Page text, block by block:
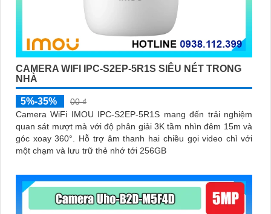
CAMERA WIFI IPC-S2EP-5R1S SIÊU NÉT TRONG
NHÀ
5%-35%
00 ₫
Camera WiFi IMOU IPC-S2EP-5R1S mang đến trải nghiệm
quan sát mượt mà với độ phân giải 3K tầm nhìn đêm 15m và
góc xoay 360°. Hỗ trợ âm thanh hai chiều gọi video chỉ với
một chạm và lưu trữ thẻ nhớ tới 256GB